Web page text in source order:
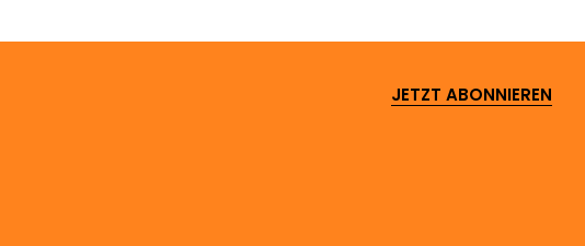
JETZT ABONNIEREN